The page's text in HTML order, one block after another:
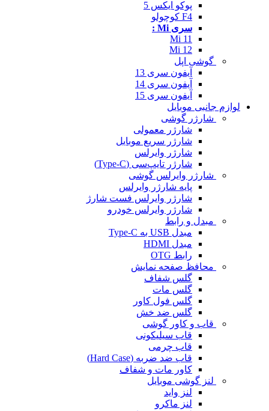
پوکو ایکس 5
F4 کوچولو
سری Mi :
Mi 11
Mi 12
گوشی اپل
آیفون سری 13
آیفون سری 14
آیفون سری 15
لوازم جانبی موبایل
شارژر گوشی
شارژر معمولی
شارژر سریع موبایل
شارژر وایرلس
شارژر تایپ‌سی (Type-C)
شارژر وایرلس گوشی
پایه شارژر وایرلس
شارژر وایرلس فست شارژ
شارژر وایرلس خودرو
مبدل و رابط
مبدل USB به Type-C
مبدل HDMI
رابط OTG
محافظ صفحه نمایش
گلس شفاف
گلس مات
گلس فول کاور
گلس ضد خش
قاب و کاور گوشی
قاب سیلیکونی
قاب چرمی
قاب ضد ضربه (Hard Case)
کاور مات و شفاف
لنز گوشی موبایل
لنز واید
لنز ماکرو